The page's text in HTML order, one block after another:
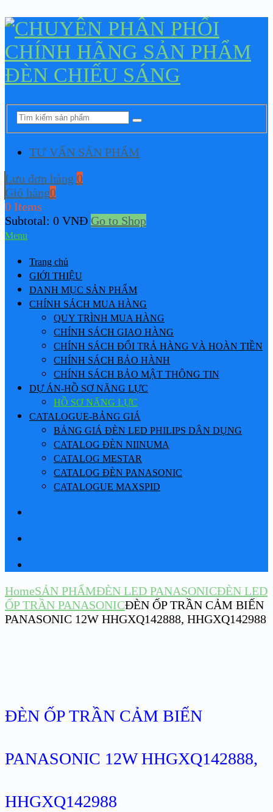
TƯ VẤN SẢN PHẨM
Lưu đơn hàng 0
Giỏ hàng0
0 Items
Subtotal: 0 VNĐ Go to Shop
Menu
Trang chủ
GIỚI THIỆU
DANH MỤC SẢN PHẨM
CHÍNH SÁCH MUA HÀNG
QUY TRÌNH MUA HÀNG
CHÍNH SÁCH GIAO HÀNG
CHÍNH SÁCH ĐỔI TRẢ HÀNG VÀ HOÀN TIỀN
CHÍNH SÁCH BẢO HÀNH
CHÍNH SÁCH BẢO MẬT THÔNG TIN
DỰ ÁN-HỒ SƠ NĂNG LỰC
HỒ SƠ NĂNG LỰC
CATALOGUE-BẢNG GIÁ
BẢNG GIÁ ĐÈN LED PHILIPS DÂN DỤNG
CATALOG ĐÈN NIINUMA
CATALOG MESTAR
CATALOG ĐÈN PANASONIC
CATALOGUE MAXSPID
HomeSẢN PHẨMĐÈN LED PANASONICĐÈN LED
ỐP TRẦN PANASONICĐÈN ỐP TRẦN CẢM BIẾN
PANASONIC 12W HHGXQ142888, HHGXQ142988
ĐÈN ỐP TRẦN CẢM BIẾN
PANASONIC 12W HHGXQ142888,
HHGXQ142988